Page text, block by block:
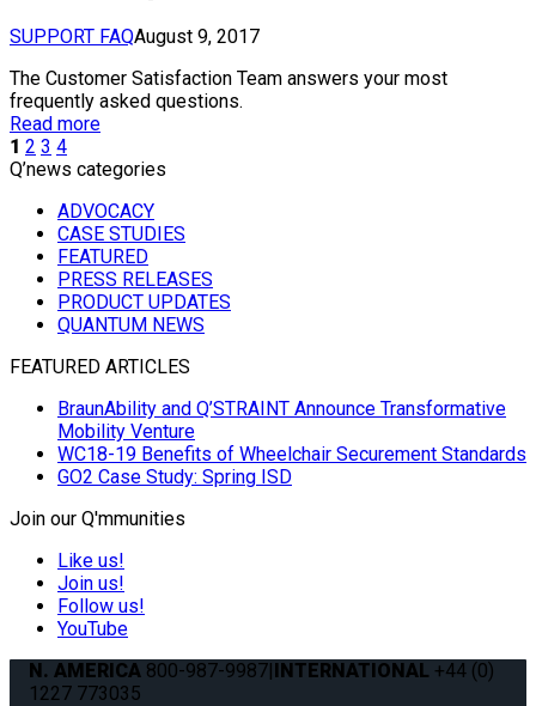
SUPPORT FAQAugust 9, 2017
The Customer Satisfaction Team answers your most
frequently asked questions.
Read more
1 2 3 4
Q’news categories
ADVOCACY
CASE STUDIES
FEATURED
PRESS RELEASES
PRODUCT UPDATES
QUANTUM NEWS
FEATURED ARTICLES
BraunAbility and Q’STRAINT Announce Transformative
Mobility Venture
WC18-19 Benefits of Wheelchair Securement Standards
GO2 Case Study: Spring ISD
Join our Q'mmunities
Like us!
Join us!
Follow us!
YouTube
N. AMERICA 800-987-9987|INTERNATIONAL +44 (0)
1227 773035